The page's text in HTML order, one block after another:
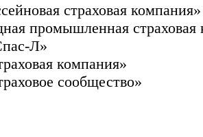
страховая компания»
промышленная страховая
Л»
компания»
сообщество»